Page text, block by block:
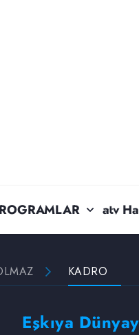
atv
KADRO
Eşkıya